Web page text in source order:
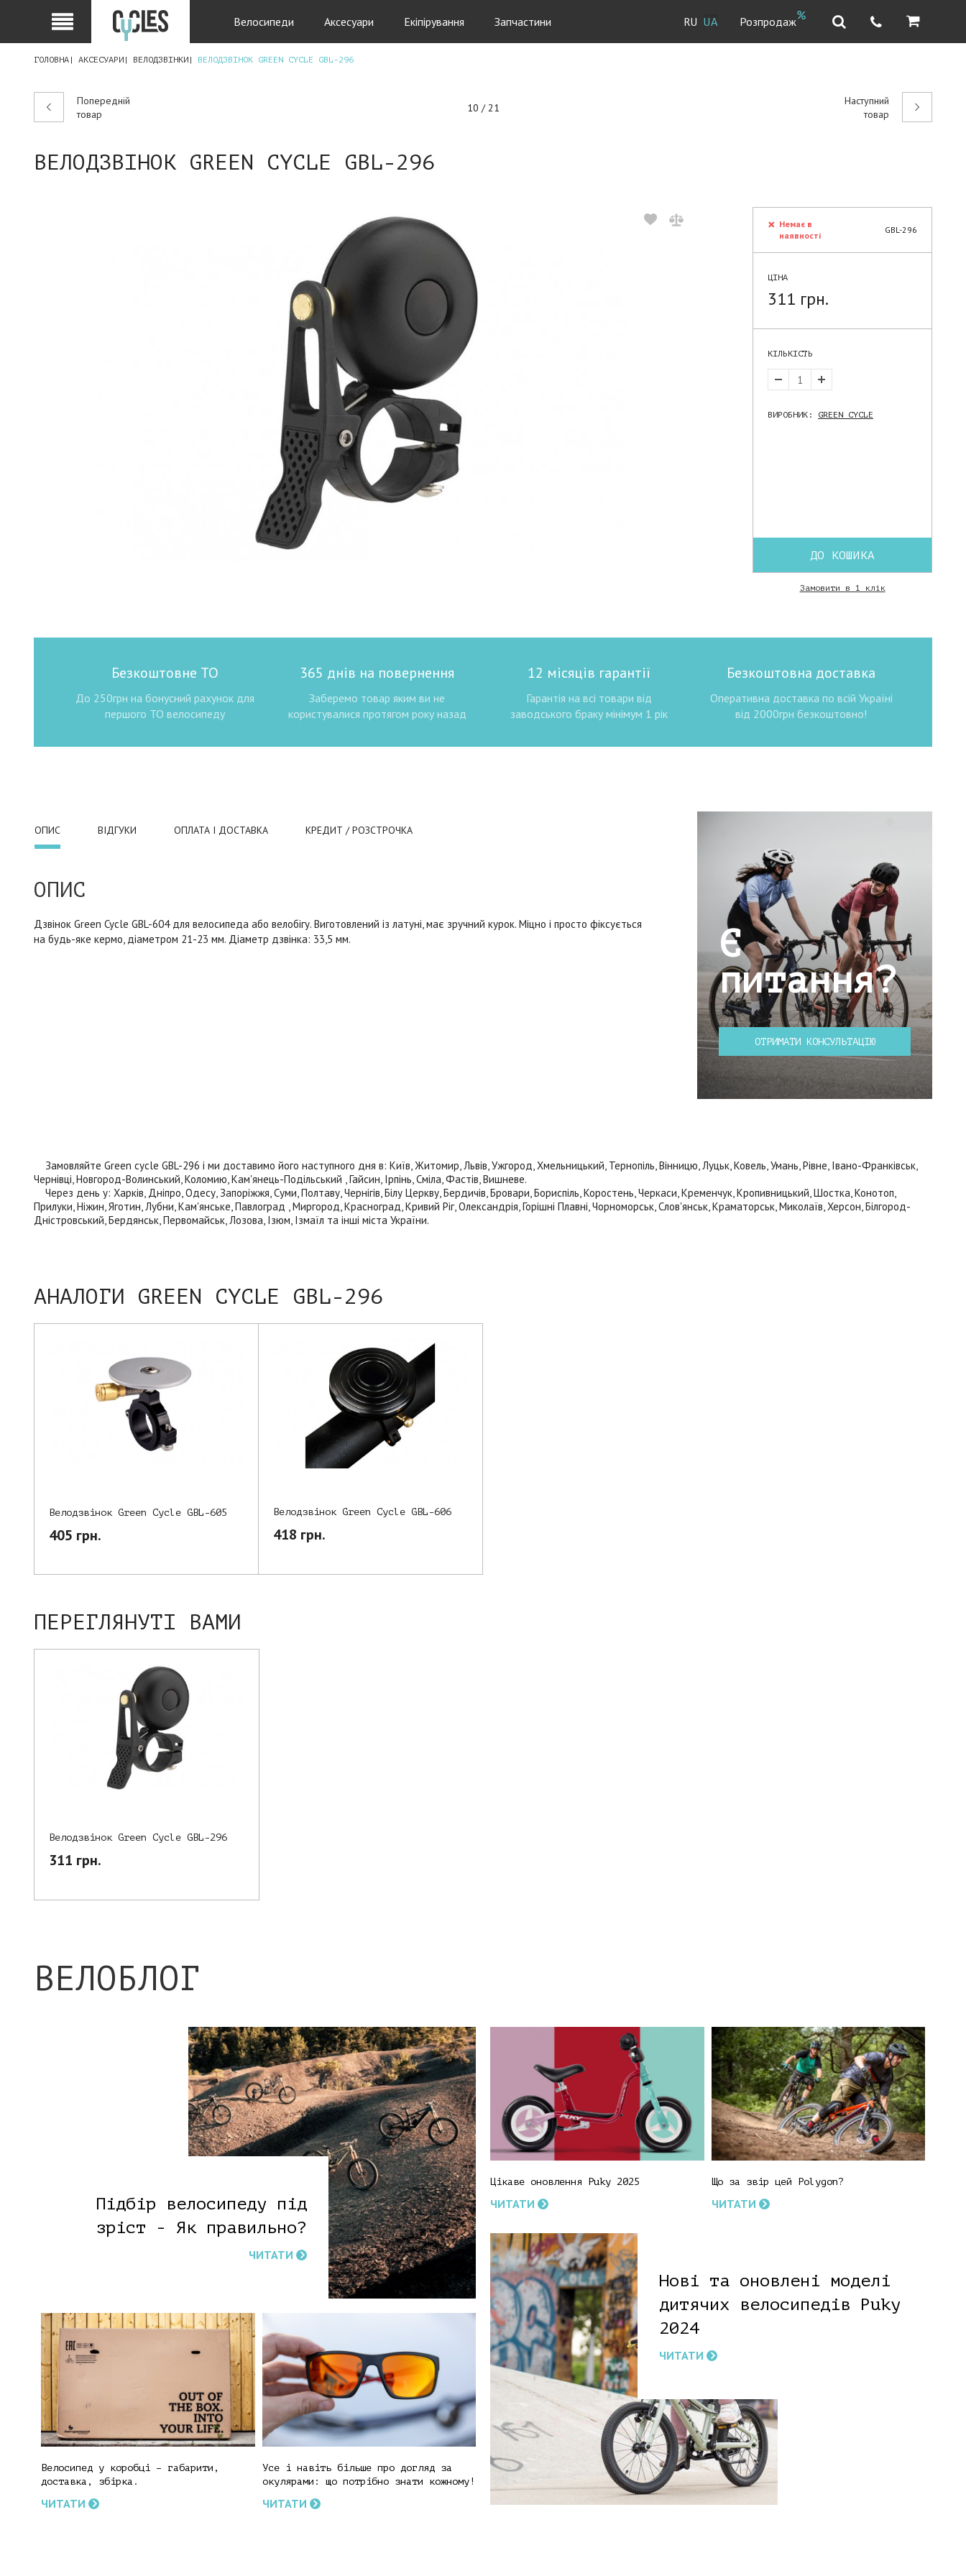
RU UA Розпродаж
Велосипеди Аксесуари Екіпірування Запчастини
ГОЛОВНА АКСЕСУАРИ ВЕЛОДЗВІНКИ ВЕЛОДЗВІНОК GREEN CYCLE GBL-296
Попередній
товар
10 / 21
Наступний
товар
ВЕЛОДЗВІНОК GREEN CYCLE GBL-296
Немає в
наявності
GBL-296
ЦІНА
311 грн.
КІЛЬКІСТЬ
ВИРОБНИК: GREEN CYCLE
ДО КОШИКА
Замовити в 1 клік
Безкоштовне ТО
До 250грн на бонусний рахунок для
першого ТО велосипеду
365 днів на повернення
Заберемо товар яким ви не
користувалися протягом року назад
12 місяців гарантії
Гарантія на всі товари від
заводського браку мінімум 1 рік
Безкоштовна доставка
Оперативна доставка по всій Україні
від 2000грн безкоштовно!
ОПИС ВІДГУКИ ОПЛАТА І ДОСТАВКА КРЕДИТ / РОЗСТРОЧКА
ОПИС
Дзвінок Green Cycle GBL-604 для велосипеда або велобігу. Виготовлений із латуні, має зручний курок. Міцно і просто фіксується
на будь-яке кермо, діаметром 21-23 мм. Діаметр дзвінка: 33,5 мм.
Є
питання?
ОТРИМАТИ КОНСУЛЬТАЦІЮ
Замовляйте Green cycle GBL-296 і ми доставимо його наступного дня в: Київ, Житомир, Львів, Ужгород, Хмельницький, Тернопіль, Вінницю, Луцьк, Ковель, Умань, Рівне, Івано-Франківськ,
Чернівці, Новгород-Волинський, Коломию, Кам'янець-Подільський , Гайсин, Ірпінь, Сміла, Фастів, Вишневе.
Через день у: Харків, Дніпро, Одесу, Запоріжжя, Суми, Полтаву, Чернігів, Білу Церкву, Бердичів, Бровари, Бориспіль, Коростень, Черкаси, Кременчук, Кропивницький, Шостка, Конотоп,
Прилуки, Ніжин, Яготин, Лубни, Кам'янське, Павлоград , Миргород, Красноград, Кривий Ріг, Олександрія, Горішні Плавні, Чорноморськ, Слов'янськ, Краматорськ, Миколаїв, Херсон, Білгород-
Дністровський, Бердянськ, Первомайськ, Лозова, Ізюм, Ізмаїл та інші міста України.
АНАЛОГИ GREEN CYCLE GBL-296
Велодзвінок Green Cycle GBL-605
405 грн.
Велодзвінок Green Cycle GBL-606
418 грн.
ПЕРЕГЛЯНУТІ ВАМИ
Велодзвінок Green Cycle GBL-296
311 грн.
ВЕЛОБЛОГ
Підбір велосипеду під
зріст - Як правильно?
ЧИТАТИ
Велосипед у коробці – габарити,
доставка, збірка.
ЧИТАТИ
Усе і навіть більше про догляд за
окулярами: що потрібно знати кожному!
ЧИТАТИ
Цікаве оновлення Puky 2025
ЧИТАТИ
Що за звір цей Polygon?
ЧИТАТИ
Нові та оновлені моделі
дитячих велосипедів Puky
2024
ЧИТАТИ